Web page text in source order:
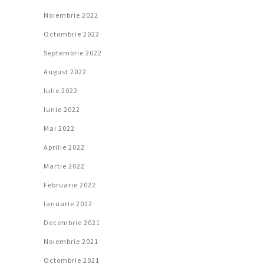
Noiembrie 2022
Octombrie 2022
Septembrie 2022
August 2022
Iulie 2022
Iunie 2022
Mai 2022
Aprilie 2022
Martie 2022
Februarie 2022
Ianuarie 2022
Decembrie 2021
Noiembrie 2021
Octombrie 2021